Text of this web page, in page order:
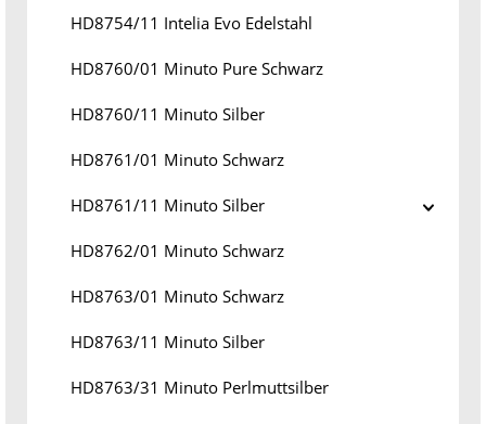
HD8754/11 Intelia Evo Edelstahl
HD8760/01 Minuto Pure Schwarz
HD8760/11 Minuto Silber
HD8761/01 Minuto Schwarz
HD8761/11 Minuto Silber
HD8762/01 Minuto Schwarz
HD8763/01 Minuto Schwarz
HD8763/11 Minuto Silber
HD8763/31 Minuto Perlmuttsilber